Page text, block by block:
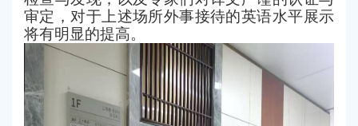
审定，对于上述场所外事接待的英语水平展示
将有明显的提高。